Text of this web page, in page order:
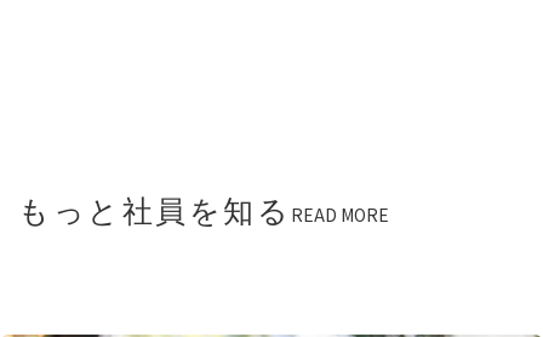
もっと社員を知る READ MORE